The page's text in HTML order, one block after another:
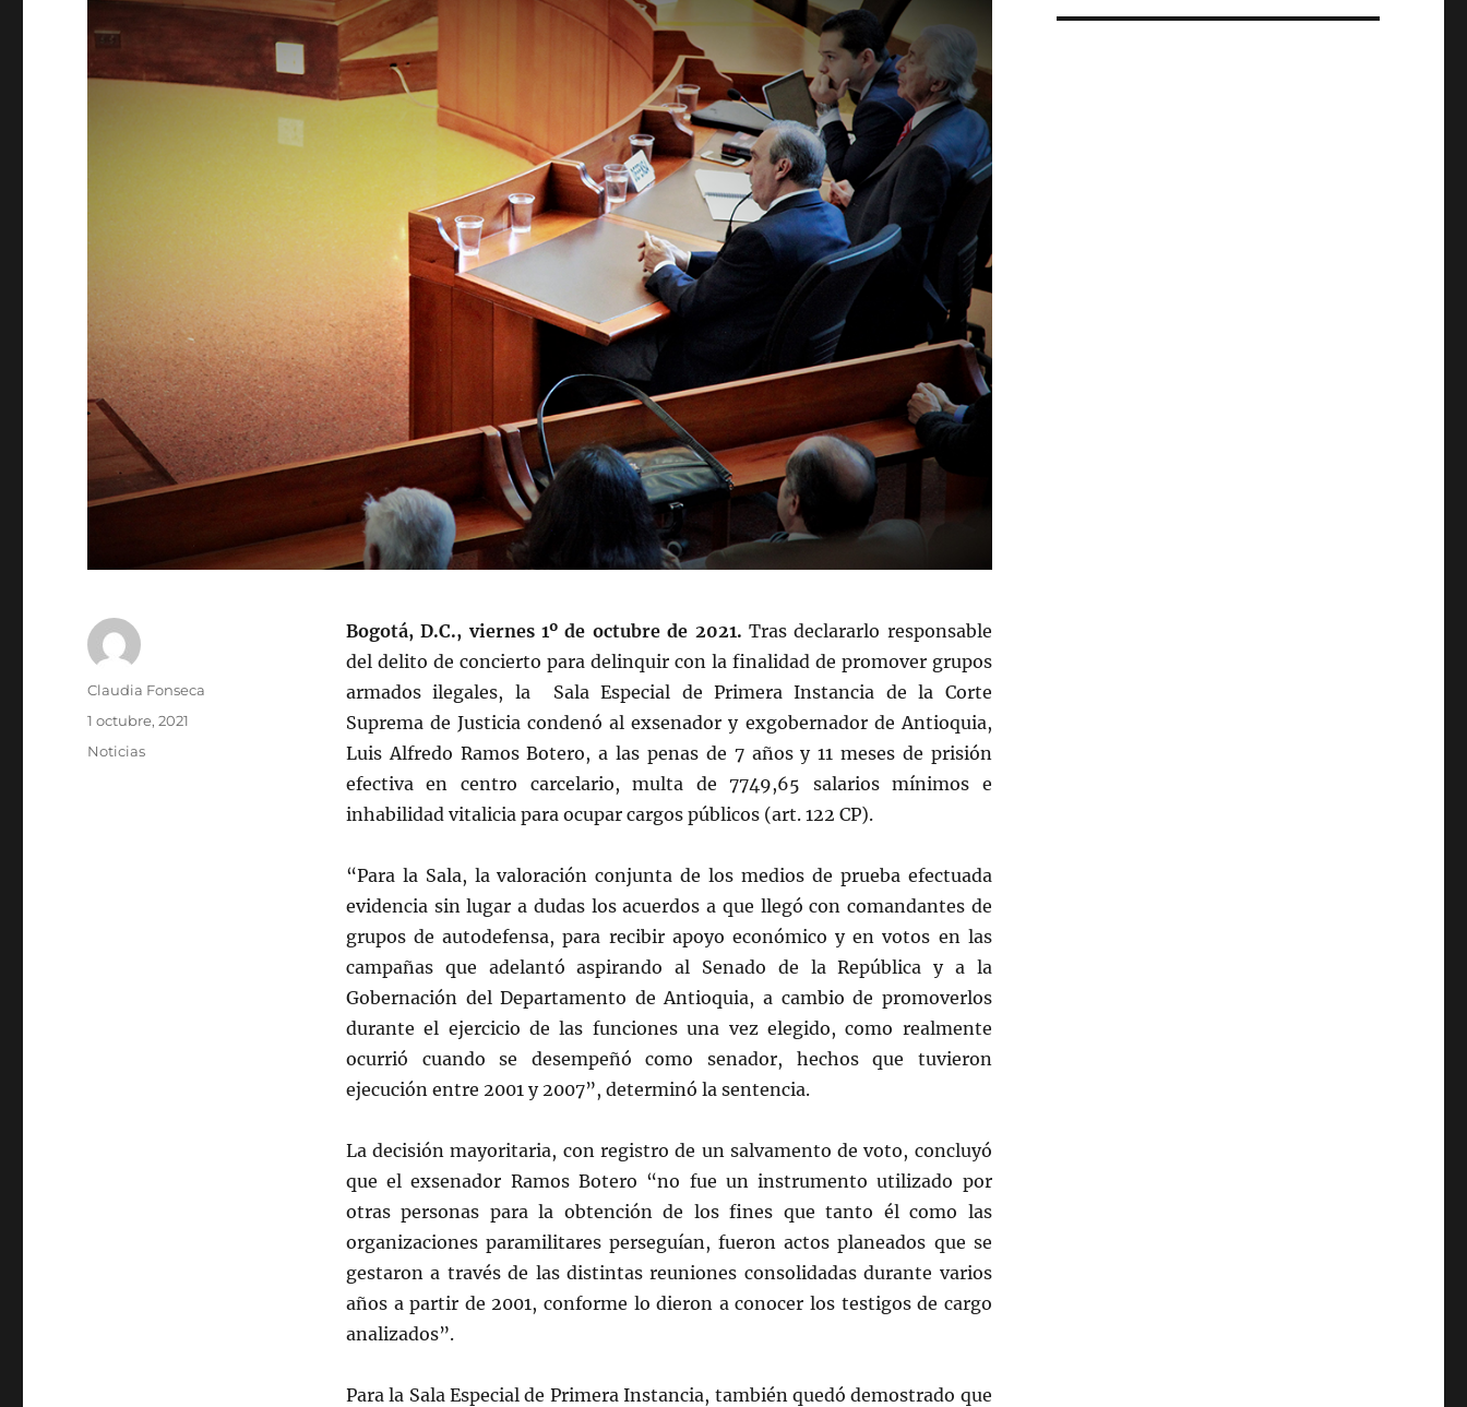
Bogotá, D.C., viernes 1º de octubre de 2021. Tras declararlo responsable
del delito de concierto para delinquir con la finalidad de promover grupos
armados ilegales, la Sala Especial de Primera Instancia de la Corte
Suprema de Justicia condenó al exsenador y exgobernador de Antioquia,
Luis Alfredo Ramos Botero, a las penas de 7 años y 11 meses de prisión
efectiva en centro carcelario, multa de 7749,65 salarios mínimos e
inhabilidad vitalicia para ocupar cargos públicos (art. 122 CP).
“Para la Sala, la valoración conjunta de los medios de prueba efectuada
evidencia sin lugar a dudas los acuerdos a que llegó con comandantes de
grupos de autodefensa, para recibir apoyo económico y en votos en las
campañas que adelantó aspirando al Senado de la República y a la
Gobernación del Departamento de Antioquia, a cambio de promoverlos
durante el ejercicio de las funciones una vez elegido, como realmente
ocurrió cuando se desempeñó como senador, hechos que tuvieron
ejecución entre 2001 y 2007”, determinó la sentencia.
La decisión mayoritaria, con registro de un salvamento de voto, concluyó
que el exsenador Ramos Botero “no fue un instrumento utilizado por
otras personas para la obtención de los fines que tanto él como las
organizaciones paramilitares perseguían, fueron actos planeados que se
gestaron a través de las distintas reuniones consolidadas durante varios
años a partir de 2001, conforme lo dieron a conocer los testigos de cargo
analizados”.
Para la Sala Especial de Primera Instancia, también quedó demostrado que
Autor
Claudia Fonseca
Publicado
1 octubre, 2021
Categorías
Noticias